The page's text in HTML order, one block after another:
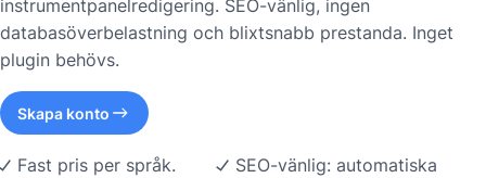
instrumentpanelredigering. SEO-vänlig, ingen
databasöverbelastning och blixtsnabb prestanda. Inget
plugin behövs.
Skapa konto
Fast pris per språk.
SEO-vänlig: automatiska